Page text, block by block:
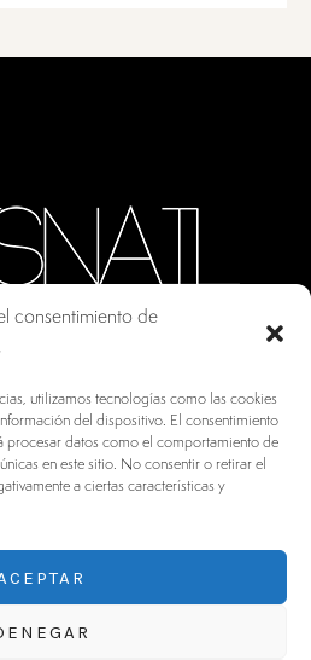
consentimiento de
utilizamos tecnologías como las cookies
del dispositivo. El consentimiento
procesar datos como el comportamiento de
en este sitio. No consentir o retirar el
a ciertas características y
ESPAÑA
100 021